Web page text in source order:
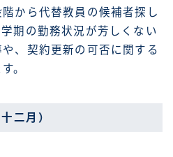
から代替教員の候補者探し
期の勤務状況が芳しくない
、契約更新の可否に関する
。
二月）